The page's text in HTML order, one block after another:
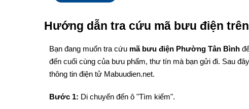
Hướng dẫn tra cứu mã bưu điện
Bạn đang muốn tra cứu mã bưu điện Phường Tân Bình
đến cuối cùng của bưu phẩm, thư tín mà bạn gửi đi. Sau
thông tin điện tử Mabuudien.net.
Bước 1: Di chuyển đến ô "Tìm kiếm".